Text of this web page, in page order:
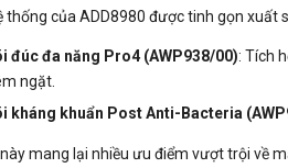
thống của ADD8980 được tinh gọn xuất
đúc đa năng Pro4 (AWP938/00): Tích
ngặt.
kháng khuẩn Post Anti-Bacteria
mang lại nhiều ưu điểm vượt trội về